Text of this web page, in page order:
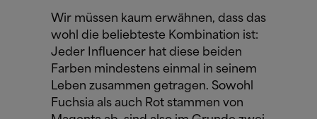
Wir müssen kaum erwähnen, dass das
wohl die beliebteste Kombination ist:
Jeder Influencer hat diese beiden
Farben mindestens einmal in seinem
Leben zusammen getragen. Sowohl
Fuchsia als auch Rot stammen von